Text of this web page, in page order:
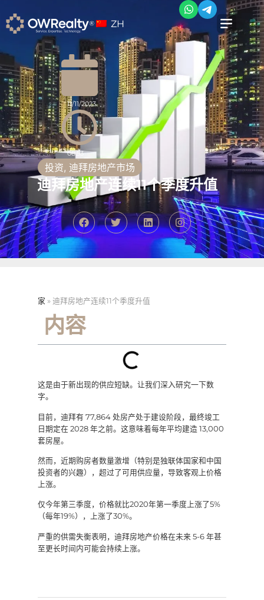
ZH
11/11/2023
08:53
投资, 迪拜房地产市场
迪拜房地产连续11个季度升值
家 » 迪拜房地产连续11个季度升值
内容
这是由于新出现的供应短缺。让我们深入研究一下数
字。
目前，迪拜有 77,864 处房产处于建设阶段，最终竣工
日期定在 2028 年之前。这意味着每年平均建造 13,000
套房屋。
然而，近期购房者数量激增（特别是独联体国家和中国
投资者的兴趣），超过了可用供应量，导致客观上价格
上涨。
仅今年第三季度，价格就比2020年第一季度上涨了5%
（每年19%），上涨了30%。
严重的供需失衡表明，迪拜房地产价格在未来 5-6 年甚
至更长时间内可能会持续上涨。